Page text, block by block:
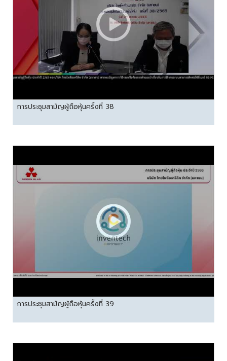
การประชุมสามัญผู้ถือหุ้นครั้งที่ 38
การประชุมสามัญผู้ถือหุ้นครั้งที่ 39